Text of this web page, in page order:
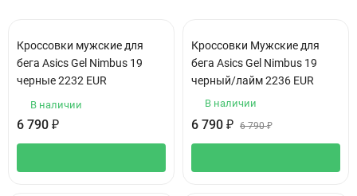
Кроссовки мужские для
бега Asics Gel Nimbus 19
черные 2232 EUR
В наличии
6 790 ₽
Кроссовки Мужские для
бега Asics Gel Nimbus 19
черный/лайм 2236 EUR
В наличии
6 790 ₽ 6 790₽